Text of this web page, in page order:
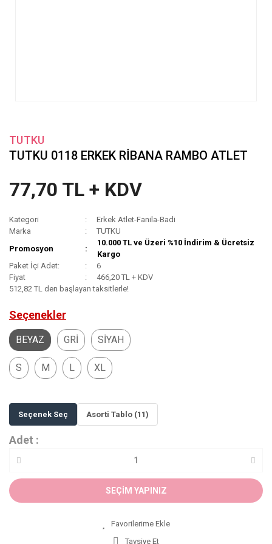
TUTKU
TUTKU 0118 ERKEK RİBANA RAMBO ATLET
77,70 TL + KDV
Kategori
Erkek Atlet-Fanila-Badi
Marka
TUTKU
Promosyon
10.000 TL ve Üzeri %10 İndirim & Ücretsiz
Kargo
Paket İçi Adet:
6
Fiyat
466,20 TL + KDV
512,82 TL den başlayan taksitlerle!
Seçenekler
BEYAZ GRİ SİYAH
S M L XL
Seçenek Seç Asorti Tablo (11)
Adet :
SEÇİM YAPINIZ
Tavsiye Et